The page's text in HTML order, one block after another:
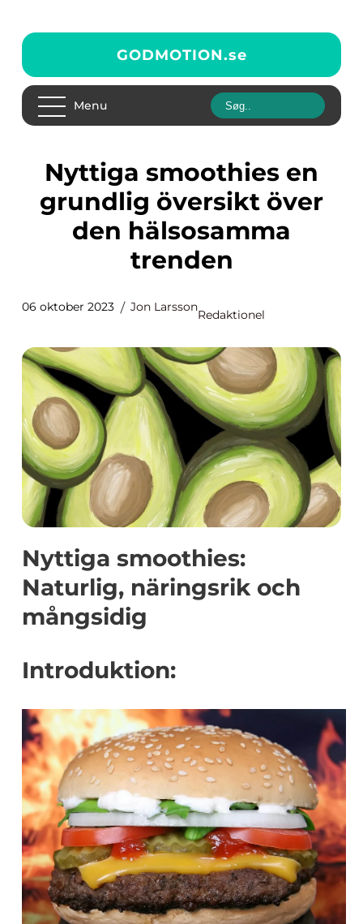
GODMOTION.se
Menu
Nyttiga smoothies en
grundlig översikt över
den hälsosamma
trenden
06 oktober 2023 Jon Larsson
Redaktionel
Nyttiga smoothies:
Naturlig, näringsrik och
mångsidig
Introduktion: